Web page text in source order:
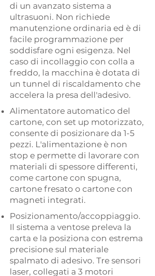
di un avanzato sistema a
ultrasuoni. Non richiede
manutenzione ordinaria ed è di
facile programmazione per
soddisfare ogni esigenza. Nel
caso di incollaggio con colla a
freddo, la macchina è dotata di
un tunnel di riscaldamento che
accelera la presa dell'adesivo.
Alimentatore automatico del
cartone, con set up motorizzato,
consente di posizionare da 1-5
pezzi. L'alimentazione è non
stop e permette di lavorare con
materiali di spessore differenti,
come cartone con spugna,
cartone fresato o cartone con
magneti integrati.
Posizionamento/accoppiaggio.
Il sistema a ventose preleva la
carta e la posiziona con estrema
precisione sul materiale
spalmato di adesivo. Tre sensori
laser, collegati a 3 motori